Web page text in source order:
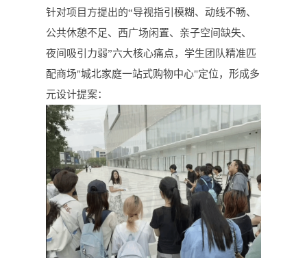
针对项目方提出的“导视指引模糊、动线不畅、
公共休憩不足、西广场闲置、亲子空间缺失、
夜间吸引力弱”六大核心痛点，学生团队精准匹
配商场"城北家庭一站式购物中心"定位，形成多
元设计提案：